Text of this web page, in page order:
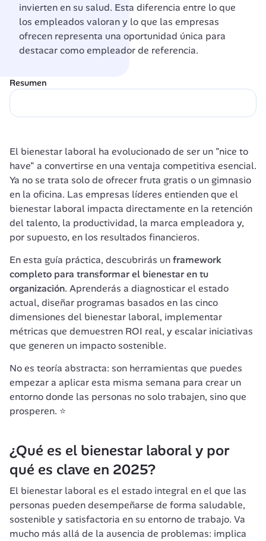
invierten en su salud. Esta diferencia entre lo que
los empleados valoran y lo que las empresas
ofrecen representa una oportunidad única para
destacar como empleador de referencia.
Resumen
El bienestar laboral ha evolucionado de ser un "nice to
have" a convertirse en una ventaja competitiva esencial.
Ya no se trata solo de ofrecer fruta gratis o un gimnasio
en la oficina. Las empresas líderes entienden que el
bienestar laboral impacta directamente en la retención
del talento, la productividad, la marca empleadora y,
por supuesto, en los resultados financieros.
En esta guía práctica, descubrirás un framework
completo para transformar el bienestar en tu
organización. Aprenderás a diagnosticar el estado
actual, diseñar programas basados en las cinco
dimensiones del bienestar laboral, implementar
métricas que demuestren ROI real, y escalar iniciativas
que generen un impacto sostenible.
No es teoría abstracta: son herramientas que puedes
empezar a aplicar esta misma semana para crear un
entorno donde las personas no solo trabajen, sino que
prosperen. ⭐
¿Qué es el bienestar laboral y por
qué es clave en 2025?
El bienestar laboral es el estado integral en el que las
personas pueden desempeñarse de forma saludable,
sostenible y satisfactoria en su entorno de trabajo. Va
mucho más allá de la ausencia de problemas: implica